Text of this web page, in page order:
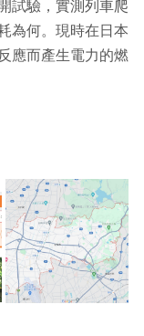
試驗，實測列車爬
為何。現時在日本
應而產生電力的燃